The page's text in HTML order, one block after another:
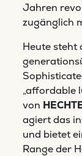
Jahren
zugänglich
Heute steht
„affordable
von
agiert das
und bietet
Range der